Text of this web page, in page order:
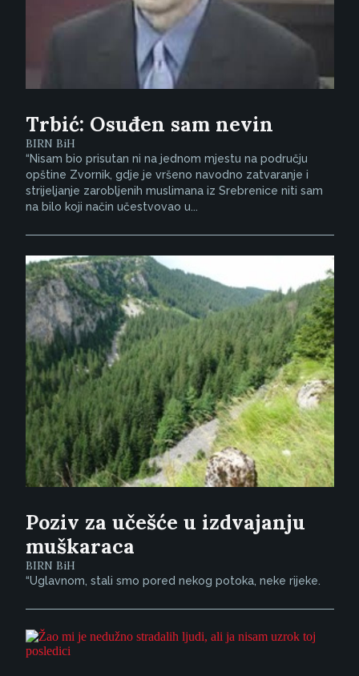
Trbić: Osuđen sam nevin
BIRN BiH
“Nisam bio prisutan ni na jednom mjestu na području
opštine Zvornik, gdje je vršeno navodno zatvaranje i
strijeljanje zarobljenih muslimana iz Srebrenice niti sam
na bilo koji način učestvovao u...
Poziv za učešće u izdvajanju
muškaraca
BIRN BiH
“Uglavnom, stali smo pored nekog potoka, neke rijeke.